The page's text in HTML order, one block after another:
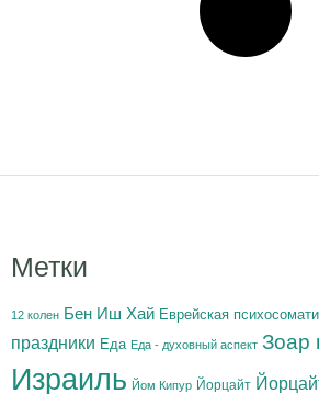
Метки
12 колен Бен Иш Хай Еврейская
праздники Еда Еда - духовный аспект Зоар
Израиль Йом Кипур Йорцайт